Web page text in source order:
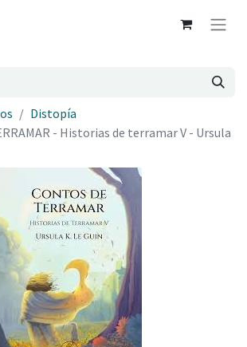
Distopía
- Historias de terramar V - Ursula